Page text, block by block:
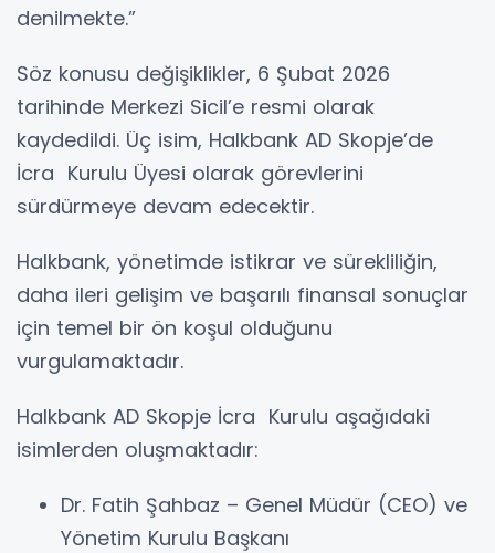
denilmekte.”
Söz konusu değişiklikler, 6 Şubat 2026
tarihinde Merkezi Sicil’e resmi olarak
kaydedildi. Üç isim, Halkbank AD Skopje’de
İcra Kurulu Üyesi olarak görevlerini
sürdürmeye devam edecektir.
Halkbank, yönetimde istikrar ve sürekliliğin,
daha ileri gelişim ve başarılı finansal sonuçlar
için temel bir ön koşul olduğunu
vurgulamaktadır.
Halkbank AD Skopje İcra Kurulu aşağıdaki
isimlerden oluşmaktadır:
Dr. Fatih Şahbaz – Genel Müdür (CEO) ve
Yönetim Kurulu Başkanı